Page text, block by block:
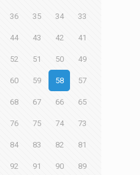
33
34
35
36
41
42
43
44
49
50
51
52
57
58
59
60
65
66
67
68
73
74
75
76
81
82
83
84
89
90
91
92